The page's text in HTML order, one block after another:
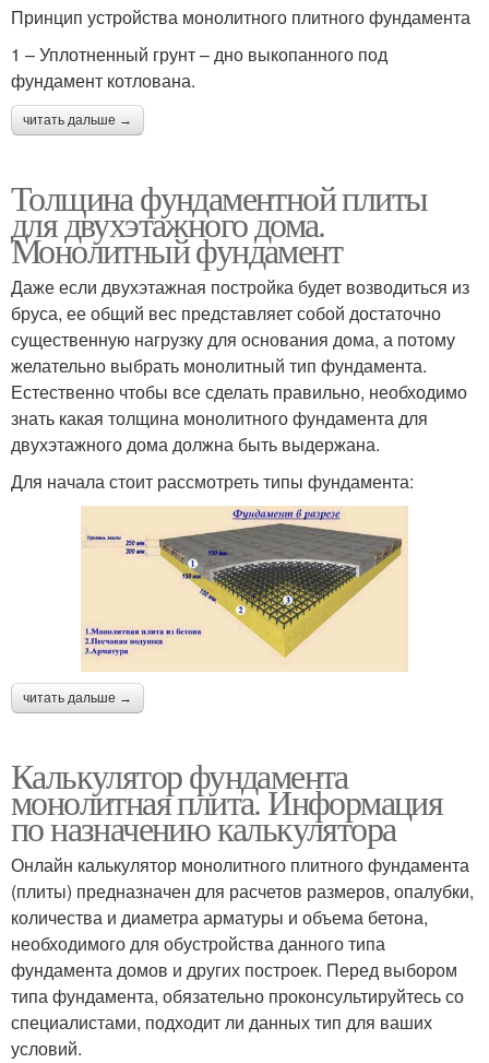
Принцип устройства монолитного плитного фундамента
1 – Уплотненный грунт – дно выкопанного под
фундамент котлована.
читать дальше →
Толщина фундаментной плиты
для двухэтажного дома.
Монолитный фундамент
Даже если двухэтажная постройка будет возводиться из
бруса, ее общий вес представляет собой достаточно
существенную нагрузку для основания дома, а потому
желательно выбрать монолитный тип фундамента.
Естественно чтобы все сделать правильно, необходимо
знать какая толщина монолитного фундамента для
двухэтажного дома должна быть выдержана.
Для начала стоит рассмотреть типы фундамента:
читать дальше →
Калькулятор фундамента
монолитная плита. Информация
по назначению калькулятора
Онлайн калькулятор монолитного плитного фундамента
(плиты) предназначен для расчетов размеров, опалубки,
количества и диаметра арматуры и объема бетона,
необходимого для обустройства данного типа
фундамента домов и других построек. Перед выбором
типа фундамента, обязательно проконсультируйтесь со
специалистами, подходит ли данных тип для ваших
условий.